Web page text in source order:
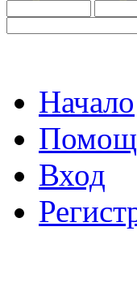
Начало
Вход